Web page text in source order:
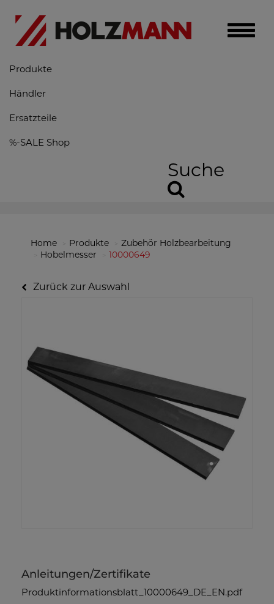
Toggle
Produkte
Händler
Ersatzteile
%-SALE Shop
Suche
Home Produkte
Zubehör Holzbearbeitung
Hobelmesser
10000649
Zurück zur Auswahl
Anleitungen/Zertifikate
Produktinformationsblatt_10000649_DE_EN.pdf